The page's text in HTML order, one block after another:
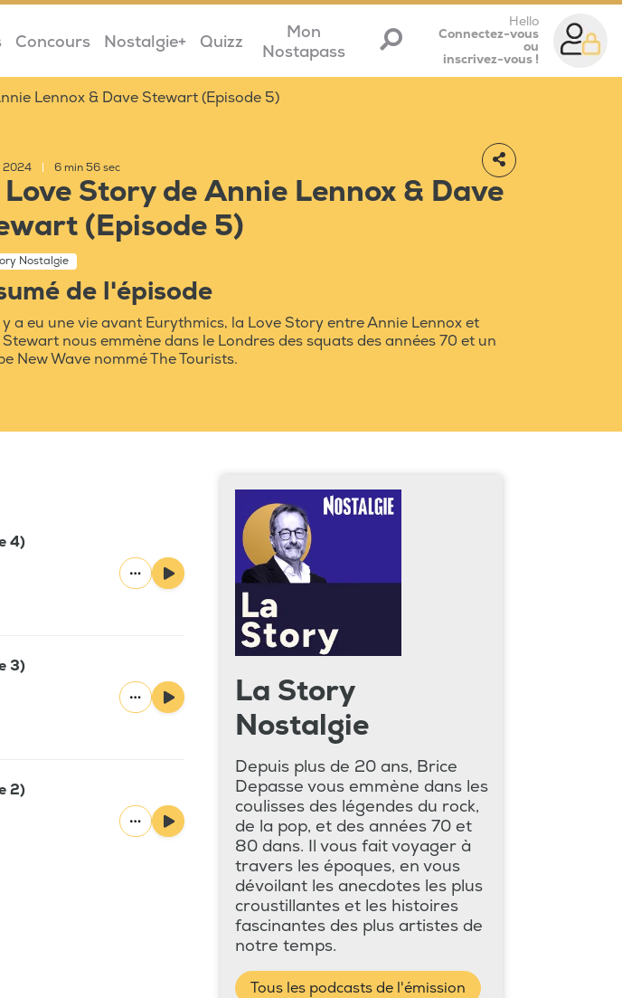
Concours Nostalgie+ Quizz
Mon
Nostapass
Hello
Connectez-vous
ou
inscrivez-vous !
Lennox & Dave Stewart (Episode 5)
2024 6 min 56 sec
Love Story de Annie Lennox & Dave
(Episode 5)
Nostalgie
de l'épisode
a eu une vie avant Eurythmics, la Love Story entre Annie Lennox et
Stewart nous emmène dans le Londres des squats des années 70 et un
New Wave nommé The Tourists.
4)
3)
2)
La Story
Nostalgie
Depuis plus de 20 ans, Brice
Depasse vous emmène dans les
coulisses des légendes du rock,
de la pop, et des années 70 et
80 dans. Il vous fait voyager à
travers les époques, en vous
dévoilant les anecdotes les plus
croustillantes et les histoires
fascinantes des plus artistes de
notre temps.
Tous les podcasts de l'émission